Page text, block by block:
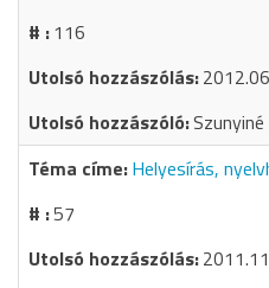
116
Helyesírás,
57